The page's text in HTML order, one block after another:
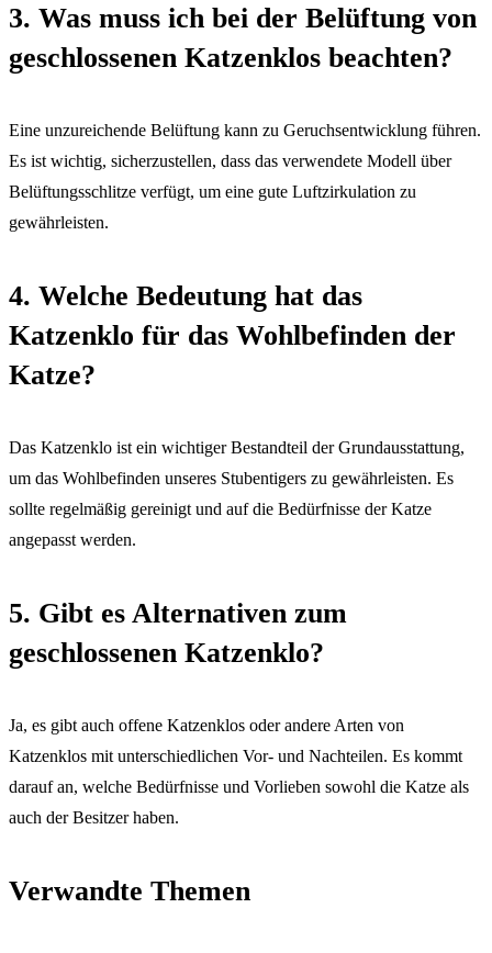
3. Was muss ich bei der Belüftung von
geschlossenen Katzenklos beachten?
Eine unzureichende Belüftung kann zu Geruchsentwicklung führen.
Es ist wichtig, sicherzustellen, dass das verwendete Modell über
Belüftungsschlitze verfügt, um eine gute Luftzirkulation zu
gewährleisten.
4. Welche Bedeutung hat das
Katzenklo für das Wohlbefinden der
Katze?
Das Katzenklo ist ein wichtiger Bestandteil der Grundausstattung,
um das Wohlbefinden unseres Stubentigers zu gewährleisten. Es
sollte regelmäßig gereinigt und auf die Bedürfnisse der Katze
angepasst werden.
5. Gibt es Alternativen zum
geschlossenen Katzenklo?
Ja, es gibt auch offene Katzenklos oder andere Arten von
Katzenklos mit unterschiedlichen Vor- und Nachteilen. Es kommt
darauf an, welche Bedürfnisse und Vorlieben sowohl die Katze als
auch der Besitzer haben.
Verwandte Themen